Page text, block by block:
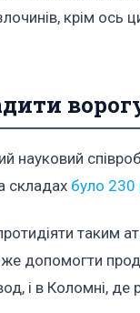
крім ось
науковий
складах було 230
таким
допомогти
і в Коломні,